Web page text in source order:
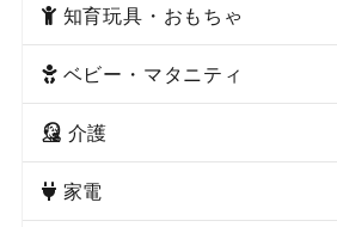
知育玩具・おもちゃ
ベビー・マタニティ
介護
家電